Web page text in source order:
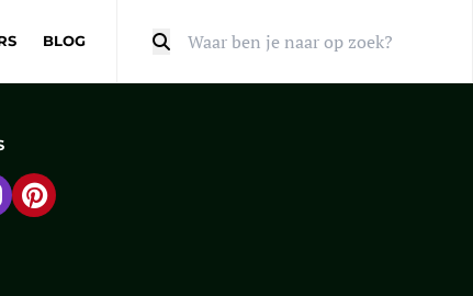
BLOG
Facebook
naar Instagram
Ga naar Pinterest